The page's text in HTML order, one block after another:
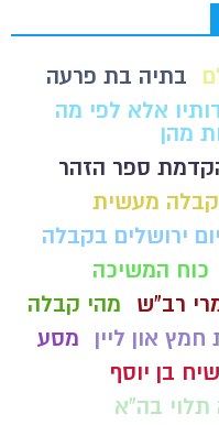
בתיה בת פרעה
אלא לפי מה
מהן
ספר הזהר
מעשית
יום ירושלים בקבלה
כוח המשיכה
רב"ש
מהי קבלה
חמץ און ליין
מסע
בן יוסף
תלוי בה"א